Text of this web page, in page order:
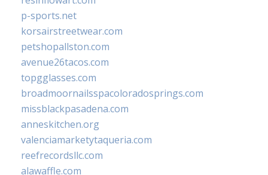
p-sports.net
korsairstreetwear.com
petshopallston.com
avenue26tacos.com
topgglasses.com
broadmoornailsspacoloradosprings.com
missblackpasadena.com
anneskitchen.org
valenciamarketytaqueria.com
reefrecordsllc.com
alawaffle.com